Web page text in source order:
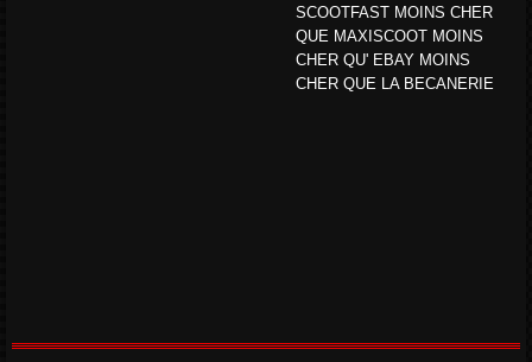
SCOOTFAST MOINS CHER
QUE MAXISCOOT MOINS
CHER QU' EBAY MOINS
CHER QUE LA BECANERIE